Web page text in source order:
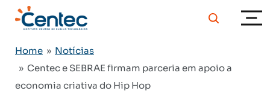
Home » Notícias
» Centec e SEBRAE firmam parceria em apoio a
economia criativa do Hip Hop